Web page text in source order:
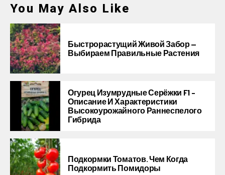
You May Also Like
Быстрорастущий Живой Забор —
Выбираем Правильные Растения
Огурец Изумрудные Серёжки F1 –
Описание И Характеристики
Высокоурожайного Раннеспелого
Гибрида
Подкормки Томатов. Чем Когда
Подкормить Помидоры